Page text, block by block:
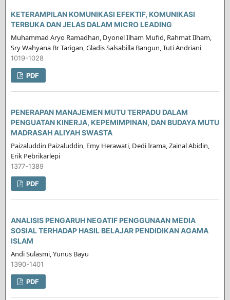
KETERAMPILAN KOMUNIKASI EFEKTIF, KOMUNIKASI
TERBUKA DAN JELAS DALAM MICRO LEADING
Muhammad Aryo Ramadhan, Dyonel Ilham Mufid, Rahmat Ilham,
Sry Wahyana Br Tarigan, Gladis Salsabilla Bangun, Tuti Andriani
1019-1028
PDF
PENERAPAN MANAJEMEN MUTU TERPADU DALAM
PENGUATAN KINERJA, KEPEMIMPINAN, DAN BUDAYA MUTU
MADRASAH ALIYAH SWASTA
Paizaluddin Paizaluddin, Emy Herawati, Dedi Irama, Zainal Abidin,
Erik Pebrikarlepi
1377-1389
PDF
ANALISIS PENGARUH NEGATIF PENGGUNAAN MEDIA
SOSIAL TERHADAP HASIL BELAJAR PENDIDIKAN AGAMA
ISLAM
Andi Sulasmi, Yunus Bayu
1390-1401
PDF